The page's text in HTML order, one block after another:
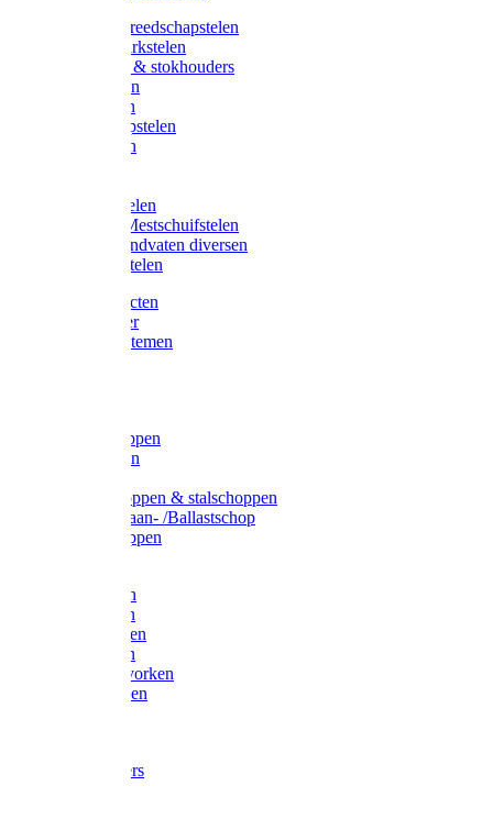
Overige gereedschapstelen
Bezem-/Harkstelen
Handvaten & stokhouders
Hamerstelen
Spadestelen
Graanschopstelen
Schopstelen
Gardena stelen
Sneeuw- /Mestschuifstelen
Stelen / Handvaten diversen
Telescoopstelen
Tuin producten
Fruitplukker
Ophangsystemen
Betonschoppen
Schepbatsen
Ballastschoppen & stalschoppen
Slijtsrip Graan- /Ballastschop
Graanschoppen
Hooivorken
Mestvorken
Bietenvorken
Maisvorken
Aardappelvorken
Vijgenvorken
Tuinkrabbers